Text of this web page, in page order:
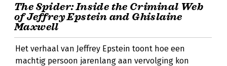
The Spider: Inside the Criminal Web
of Jeffrey Epstein and Ghislaine
Maxwell
Het verhaal van Jeffrey Epstein toont hoe een
machtig persoon jarenlang aan vervolging kon